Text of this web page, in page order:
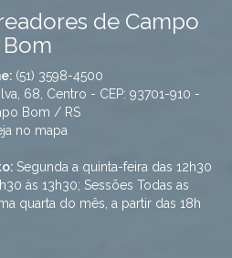
de Campo
Bom
(51) 3598-4500
68, Centro - CEP: 93701-910 -
Bom / RS
no mapa
Segunda a quinta-feira das 12h30
às 13h30; Sessões Todas as
quarta do mês, a partir das 18h